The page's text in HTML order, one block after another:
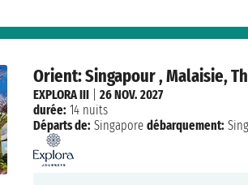
Orient: Singapour , Malaisie,
EXPLORA III |26 NOV. 2027
durée: 14 nuits
Départs de: Singapore débarquement: